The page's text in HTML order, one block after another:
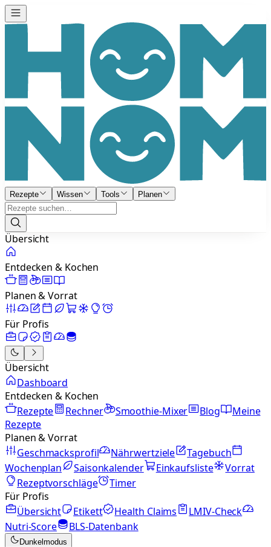
Rezepte Wissen Tools Planen
Übersicht
Entdecken & Kochen
Planen & Vorrat
Für Profis
Übersicht
Dashboard
Entdecken & Kochen
Rezepte
Rechner Smoothie-Mixer Blog
Meine
Rezepte
Planen & Vorrat
Geschmacksprofil
Nährwertziele
Tagebuch
Wochenplan
Saisonkalender Einkaufsliste
Vorrat
Rezeptvorschläge
Timer
Für Profis
Übersicht
Etikett Health Claims
LMIV-Check
Nutri-Score
BLS-Datenbank
Dunkelmodus